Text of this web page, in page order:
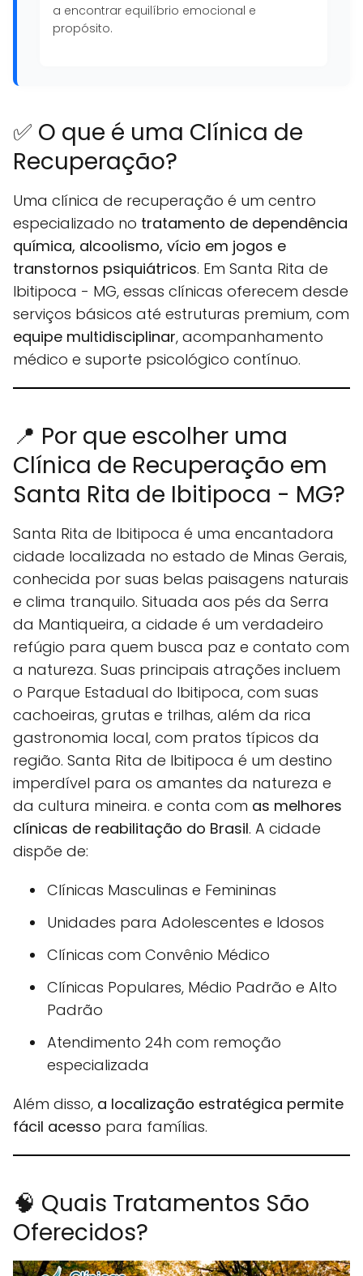
a encontrar equilíbrio emocional e
propósito.
✅ O que é uma Clínica de
Recuperação?
Uma clínica de recuperação é um centro
especializado no tratamento de dependência
química, alcoolismo, vício em jogos e
transtornos psiquiátricos. Em Santa Rita de
Ibitipoca - MG, essas clínicas oferecem desde
serviços básicos até estruturas premium, com
equipe multidisciplinar, acompanhamento
médico e suporte psicológico contínuo.
📍 Por que escolher uma
Clínica de Recuperação em
Santa Rita de Ibitipoca - MG?
Santa Rita de Ibitipoca é uma encantadora
cidade localizada no estado de Minas Gerais,
conhecida por suas belas paisagens naturais
e clima tranquilo. Situada aos pés da Serra
da Mantiqueira, a cidade é um verdadeiro
refúgio para quem busca paz e contato com
a natureza. Suas principais atrações incluem
o Parque Estadual do Ibitipoca, com suas
cachoeiras, grutas e trilhas, além da rica
gastronomia local, com pratos típicos da
região. Santa Rita de Ibitipoca é um destino
imperdível para os amantes da natureza e
da cultura mineira. e conta com as melhores
clínicas de reabilitação do Brasil. A cidade
dispõe de:
Clínicas Masculinas e Femininas
Unidades para Adolescentes e Idosos
Clínicas com Convênio Médico
Clínicas Populares, Médio Padrão e Alto
Padrão
Atendimento 24h com remoção
especializada
Além disso, a localização estratégica permite
fácil acesso para famílias.
🧠 Quais Tratamentos São
Oferecidos?